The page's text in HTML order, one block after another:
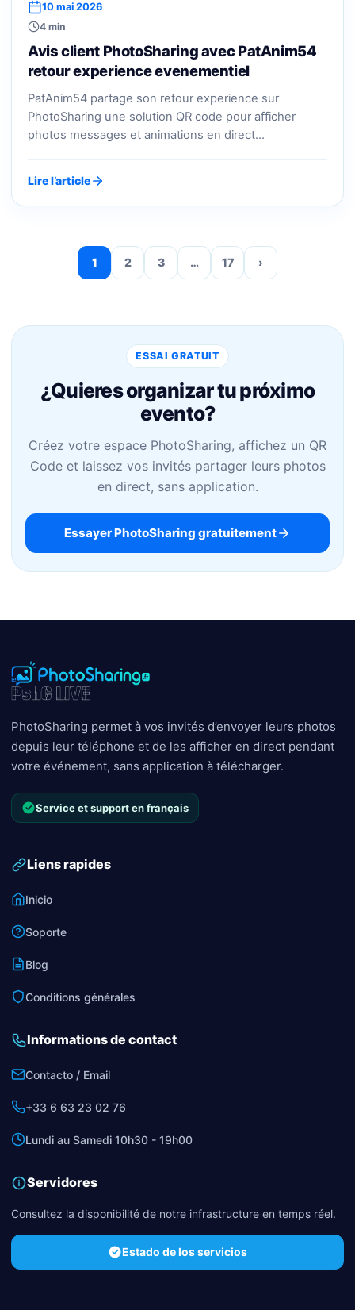
10 mai 2026
4 min
Avis client PhotoSharing avec PatAnim54
retour experience evenementiel
PatAnim54 partage son retour experience sur
PhotoSharing une solution QR code pour afficher
photos messages et animations en direct…
Lire l’article
1 2 3 … 17 ›
ESSAI GRATUIT
¿Quieres organizar tu próximo
evento?
Créez votre espace PhotoSharing, affichez un QR
Code et laissez vos invités partager leurs photos
en direct, sans application.
Essayer PhotoSharing gratuitement
PhotoSharing permet à vos invités d’envoyer leurs photos
depuis leur téléphone et de les afficher en direct pendant
votre événement, sans application à télécharger.
Service et support en français
Liens rapides
Inicio
Soporte
Blog
Conditions générales
Informations de contact
Contacto / Email
+33 6 63 23 02 76
Lundi au Samedi 10h30 - 19h00
Servidores
Consultez la disponibilité de notre infrastructure en temps réel.
Estado de los servicios